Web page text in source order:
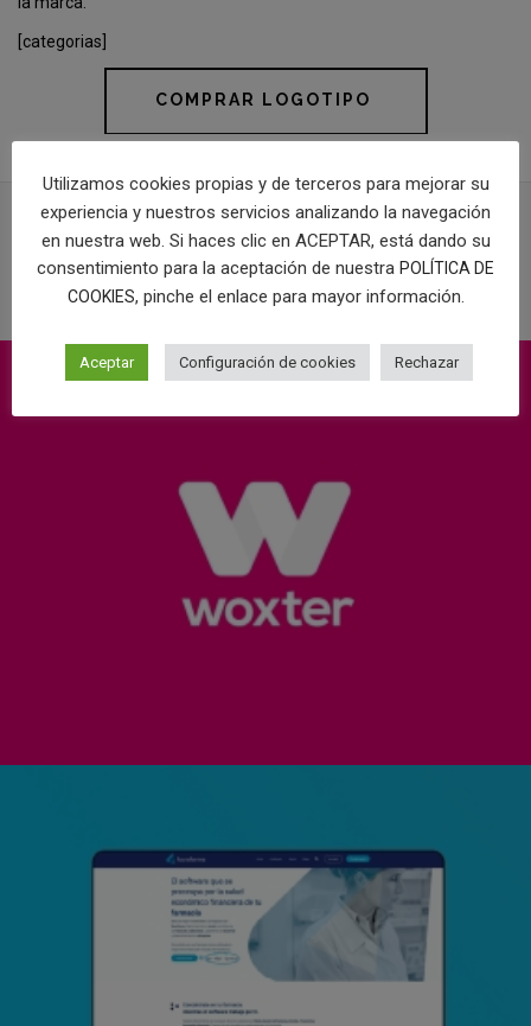
[categorias]
COMPRAR LOGOTIPO
PROYECTOS RELACIONADOS
Utilizamos cookies propias y de terceros para mejorar su
experiencia y nuestros servicios analizando la navegación
en nuestra web. Si haces clic en ACEPTAR, está dando su
consentimiento para la aceptación de nuestra POLÍTICA DE
COOKIES, pinche el enlace para mayor información.
Aceptar Configuración de cookies Rechazar